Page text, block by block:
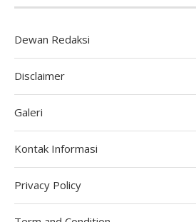
Dewan Redaksi
Disclaimer
Galeri
Kontak Informasi
Privacy Policy